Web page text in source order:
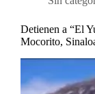
Detienen a “El
Mocorito,